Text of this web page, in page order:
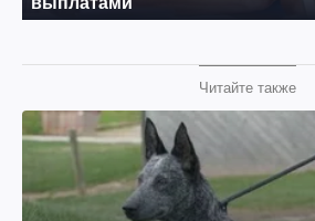
Читайте также